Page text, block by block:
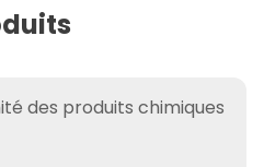
des produits chimiques